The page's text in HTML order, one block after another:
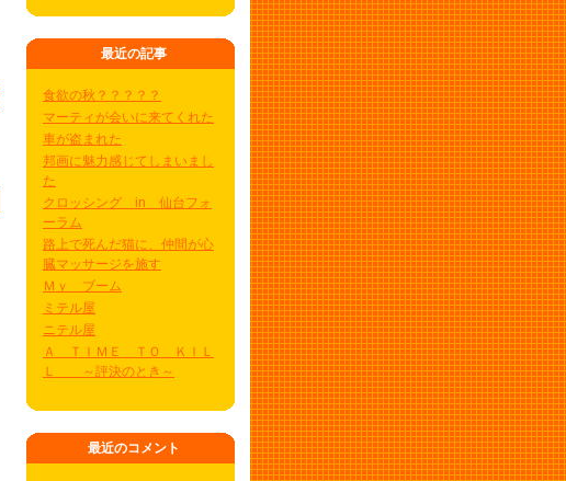
最近の記事
食欲の秋？？？？？
マーティが会いに来てくれた
車が盗まれた
邦画に魅力感じてしまいまし
た
クロッシング in 仙台フォ
ーラム
路上で死んだ猫に、仲間が心
臓マッサージを施す
Ｍｙ ブーム
ミテル屋
ニテル屋
Ａ ＴＩＭＥ ＴＯ ＫＩＬ
Ｌ ～評決のとき～
最近のコメント